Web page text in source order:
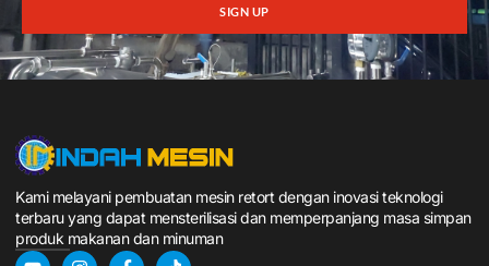
SIGN UP
Kami melayani pembuatan mesin retort dengan inovasi teknologi
terbaru yang dapat mensterilisasi dan memperpanjang masa simpan
produk makanan dan minuman